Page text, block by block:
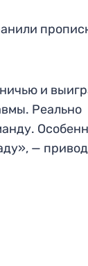
и
Реально
—